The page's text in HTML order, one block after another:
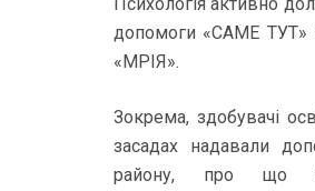
допомоги «САМЕ ТУТ»
«МРІЯ».
Зокрема, здобувачі
засадах надавали
району, про що